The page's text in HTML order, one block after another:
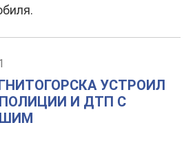
УСТРОИЛ
И ДТП С